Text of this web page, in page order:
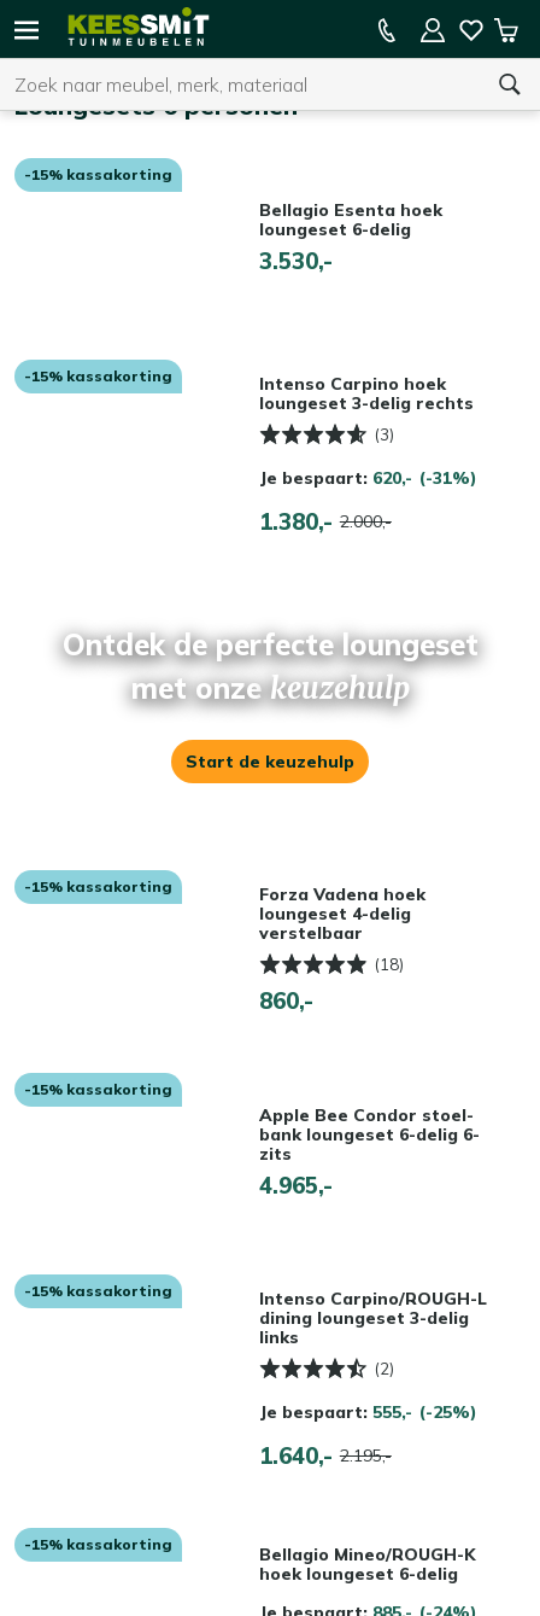
Kees
Tuinmeubelen
Zoeken
U heeft geen product(en) in uw winkelwagen.
15% kassakorting op de hele collectie
Loungesets 6 personen
-15% kassakorting
Bellagio Esenta hoek
loungeset 6-delig
3.530,-
-15% kassakorting
Intenso Carpino hoek
loungeset 3-delig rechts
(3)
Je bespaart: 620,- (-31%)
1.380,- 2.000,-
Ontdek de perfecte loungeset
met onzekeuzehulp
Start de keuzehulp
-15% kassakorting
Forza Vadena hoek
loungeset 4-delig
verstelbaar
(18)
860,-
-15% kassakorting
Apple Bee Condor stoel-
bank loungeset 6-delig 6-
zits
4.965,-
-15% kassakorting
Intenso Carpino/ROUGH-L
dining loungeset 3-delig
links
(2)
Je bespaart: 555,- (-25%)
1.640,- 2.195,-
-15% kassakorting
Bellagio Mineo/ROUGH-K
hoek loungeset 6-delig